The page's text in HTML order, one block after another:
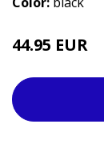
44.95 EUR